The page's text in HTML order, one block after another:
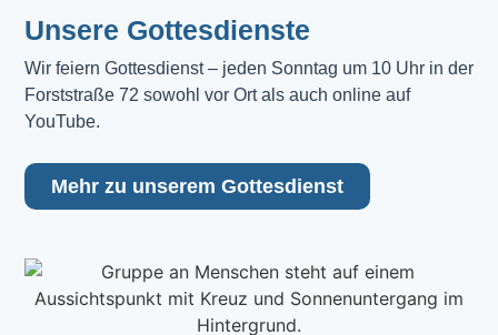
Unsere Gottesdienste
Wir feiern Gottesdienst – jeden Sonntag um 10 Uhr in der
Forststraße 72 sowohl vor Ort als auch online auf
YouTube.
Mehr zu unserem Gottesdienst